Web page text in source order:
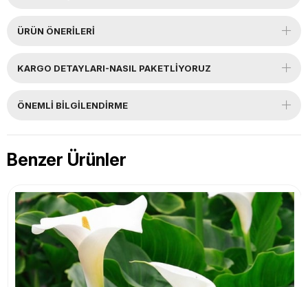
ÜRÜN ÖNERILERI
KARGO DETAYLARI-NASIL PAKETLİYORUZ
ÖNEMLI BILGILENDIRME
Benzer Ürünler